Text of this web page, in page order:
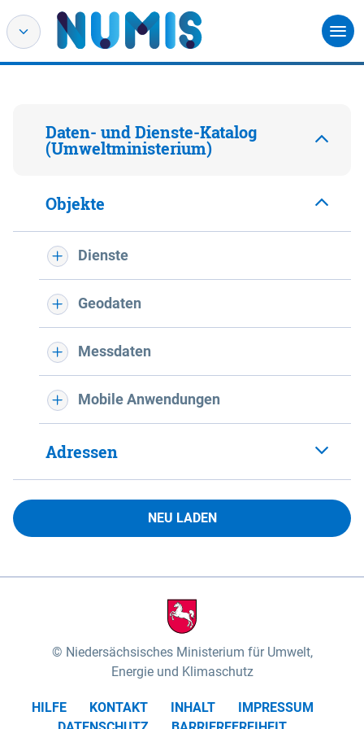
Daten- und Dienste-Katalog
(Umweltministerium)
Objekte
Dienste
Geodaten
Messdaten
Mobile Anwendungen
Adressen
NEU LADEN
Niedersächsisches Ministerium für Umwelt,
Energie und Klimaschutz
HILFE KONTAKT INHALT
IMPRESSUM